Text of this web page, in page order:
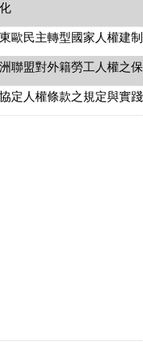
歐民主轉型國家人權建
聯盟對外籍勞工人權之
定人權條款之規定與實踐